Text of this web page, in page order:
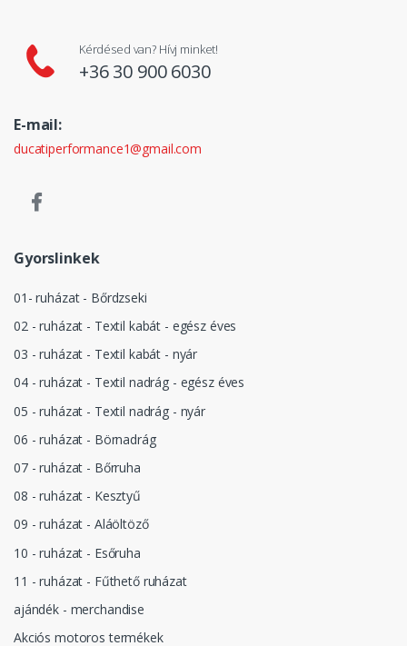
Kérdésed van? Hívj minket!
+36 30 900 6030
E-mail:
ducatiperformance1@gmail.com
Gyorslinkek
01- ruházat - Bőrdzseki
02 - ruházat - Textil kabát - egész éves
03 - ruházat - Textil kabát - nyár
04 - ruházat - Textil nadrág - egész éves
05 - ruházat - Textil nadrág - nyár
06 - ruházat - Börnadrág
07 - ruházat - Bőrruha
08 - ruházat - Kesztyű
09 - ruházat - Aláöltöző
10 - ruházat - Esőruha
11 - ruházat - Fűthető ruházat
ajándék - merchandise
Akciós motoros termékek